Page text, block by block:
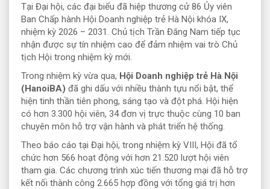
Tại Đại hội, các đại biểu đã hiệp thương cử 86 Ủy viên
Ban Chấp hành Hội Doanh nghiệp trẻ Hà Nội khóa IX,
nhiệm kỳ 2026 – 2031. Chủ tịch Trần Đăng Nam tiếp tục
nhận được sự tín nhiệm cao để đảm nhiệm vai trò Chủ
tịch Hội trong nhiệm kỳ mới.
Trong nhiệm kỳ vừa qua, Hội Doanh nghiệp trẻ Hà Nội
(HanoiBA) đã ghi dấu với nhiều thành tựu nổi bật, thể
hiện tinh thần tiên phong, sáng tạo và đột phá. Hội hiện
có hơn 3.300 hội viên, 34 đơn vị trực thuộc cùng 10 ban
chuyên môn hỗ trợ vận hành và phát triển hệ thống.
Theo báo cáo tại Đại hội, trong nhiệm kỳ VIII, Hội đã tổ
chức hơn 566 hoạt động với hơn 21.520 lượt hội viên
tham gia. Các chương trình xúc tiến thương mại đã hỗ trợ
kết nối thành công 2.665 hợp đồng với tổng giá trị hơn